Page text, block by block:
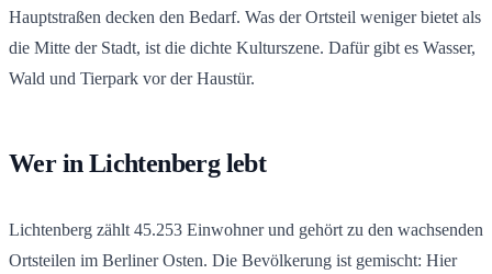
Hauptstraßen decken den Bedarf. Was der Ortsteil weniger bietet als
die Mitte der Stadt, ist die dichte Kulturszene. Dafür gibt es Wasser,
Wald und Tierpark vor der Haustür.
Wer in Lichtenberg lebt
Lichtenberg zählt 45.253 Einwohner und gehört zu den wachsenden
Ortsteilen im Berliner Osten. Die Bevölkerung ist gemischt: Hier